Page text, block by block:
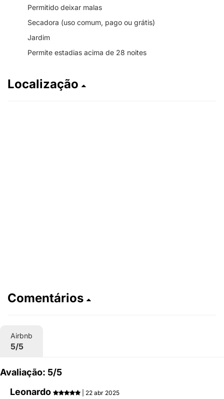
Permitido deixar malas
Secadora (uso comum, pago ou grátis)
Jardim
Permite estadias acima de 28 noites
Localização
Comentários
Airbnb
5/5
Avaliação: 5/5
Leonardo
| 22 abr 2025